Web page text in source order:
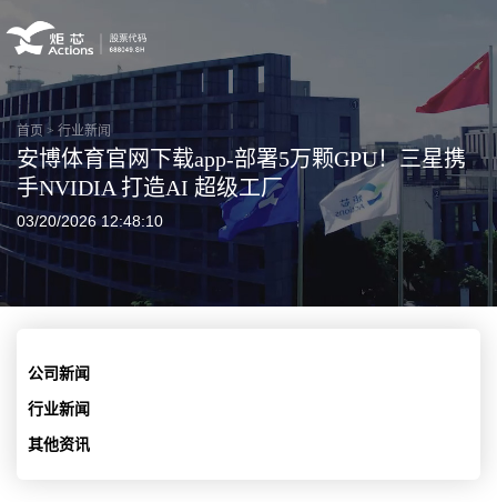
首页 > 行业新闻
安博体育官网下载app-部署5万颗GPU！三星携
手NVIDIA 打造AI 超级工厂
03/20/2026 12:48:10
公司新闻
行业新闻
其他资讯